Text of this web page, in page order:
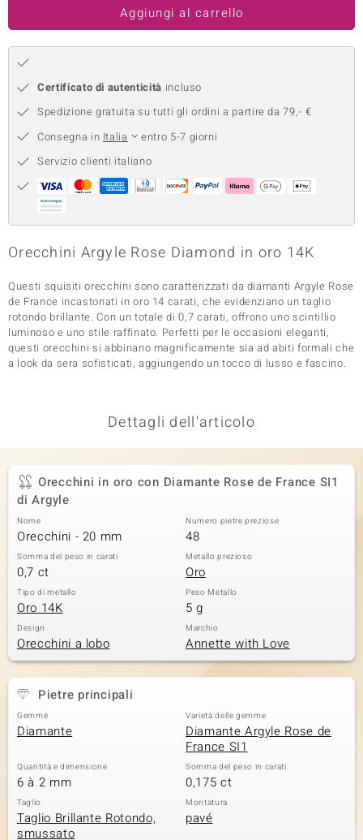
Aggiungi al carrello
Certificato di autenticità incluso
Spedizione gratuita su tutti gli ordini a partire da 79,- €
Consegna in Italia
entro 5-7 giorni
Servizio clienti italiano
Orecchini Argyle Rose Diamond in oro 14K
Questi squisiti orecchini sono caratterizzati da diamanti Argyle Rose
de France incastonati in oro 14 carati, che evidenziano un taglio
rotondo brillante. Con un totale di 0,7 carati, offrono uno scintillio
luminoso e uno stile raffinato. Perfetti per le occasioni eleganti,
questi orecchini si abbinano magnificamente sia ad abiti formali che
a look da sera sofisticati, aggiungendo un tocco di lusso e fascino.
Dettagli dell'articolo
Orecchini in oro con Diamante Rose de France SI1
di Argyle
Nome
Orecchini - 20 mm
Numero pietre preziose
48
Somma del peso in carati
0,7 ct
Metallo prezioso
Oro
Tipo di metallo
Oro 14K
Peso Metallo
5 g
Design
Orecchini a lobo
Marchio
Annette with Love
Pietre principali
Gemme
Diamante
Varietà delle gemme
Diamante Argyle Rose de
France SI1
Quantità e dimensione
6 à 2 mm
Somma del peso in carati
0,175 ct
Taglio
Taglio Brillante Rotondo,
smussato
Montatura
pavé